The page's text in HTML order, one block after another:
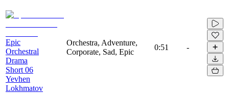
Epic
Orchestral
Drama
Short 06
Yevhen
Lokhmatov
Orchestra, Adventure,
Corporate, Sad, Epic
0:51 -